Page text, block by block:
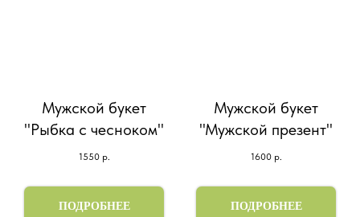
Мужской букет
"Рыбка с чесноком"
1550 р.
ПОДРОБНЕЕ
Мужской букет
"Мужской презент"
1600 р.
ПОДРОБНЕЕ